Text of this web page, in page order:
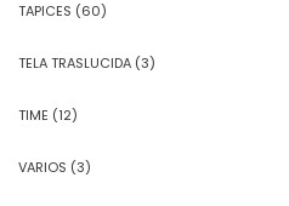
TAPICES (60)
TELA TRASLUCIDA (3)
TIME (12)
VARIOS (3)